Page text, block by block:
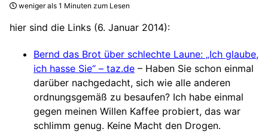
weniger als 1 Minuten zum Lesen
hier sind die Links (6. Januar 2014):
Bernd das Brot über schlechte Laune: „Ich glaube,
ich hasse Sie“ – taz.de – Haben Sie schon einmal
darüber nachgedacht, sich wie alle anderen
ordnungsgemäß zu besaufen? Ich habe einmal
gegen meinen Willen Kaffee probiert, das war
schlimm genug. Keine Macht den Drogen.